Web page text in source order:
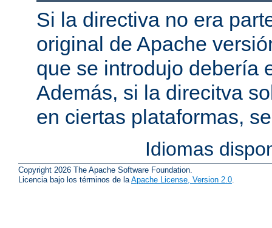
Si la directiva no era
original de Apache
que se introdujo debería
Además, si la direcitva
en ciertas plataformas,
Idiomas
Copyright 2026 The Apache Software Foundation.
Licencia bajo los términos de la Apache License, Version 2.0